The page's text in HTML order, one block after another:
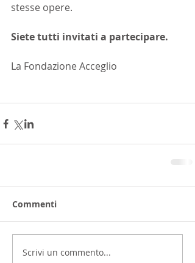
stesse opere.
Siete tutti invitati a partecipare.
La Fondazione Acceglio
Commenti
Scrivi un commento...